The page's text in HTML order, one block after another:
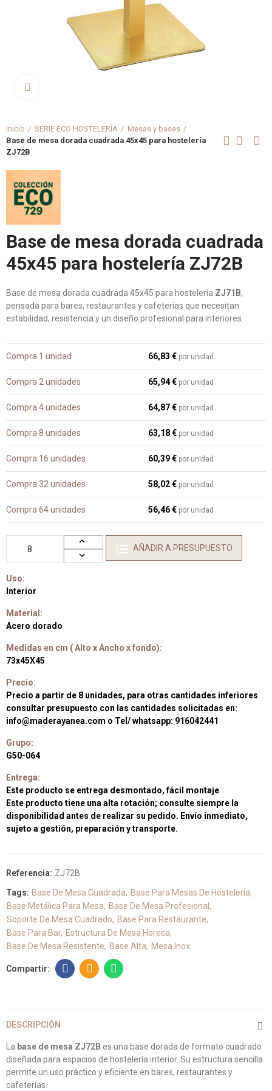
Inicio SERIE ECO HOSTELERÍA
Mesas y bases
Base de mesa dorada cuadrada 45x45 para hostelería
ZJ72B
Base de mesa dorada cuadrada
45x45 para hostelería ZJ72B
Base de mesa dorada cuadrada 45x45 para hostelería ZJ71B,
pensada para bares, restaurantes y cafeterías que necesitan
estabilidad, resistencia y un diseño profesional para interiores.
Compra 1 unidad 66,83 € por unidad
Compra 2 unidades 65,94 € por unidad
Compra 4 unidades 64,87 € por unidad
Compra 8 unidades 63,18 € por unidad
Compra 16 unidades 60,39 € por unidad
Compra 32 unidades 58,02 € por unidad
Compra 64 unidades 56,46 € por unidad
AÑADIR A PRESUPUESTO
Uso:
Interior
Material:
Acero dorado
Medidas en cm ( Alto x Ancho x fondo):
73x45X45
Precio:
Precio a partir de 8 unidades, para otras cantidades inferiores
consultar presupuesto con las cantidades solicitadas en:
info@maderayanea.com o Tel/ whatsapp: 916042441
Grupo:
G50-064
Entrega:
Este producto se entrega desmontado, fácil montaje
Este producto tiene una alta rotación; consulte siempre la
disponibilidad antes de realizar su pedido. Envío inmediato,
sujeto a gestión, preparación y transporte.
Referencia: ZJ72B
Tags: Base De Mesa Cuadrada
Base Para Mesas De Hostelería
Base Metálica Para Mesa
Base De Mesa Profesional
Soporte De Mesa Cuadrado
Base Para Restaurante
Base Para Bar
Estructura De Mesa Horeca
Base De Mesa Resistente
Base Alta Mesa Inox
DESCRIPCIÓN
La base de mesa ZJ72B es una base dorada de formato cuadrado
diseñada para espacios de hostelería interior. Su estructura sencilla
permite un uso práctico y eficiente en bares, restaurantes y
cafeterías.